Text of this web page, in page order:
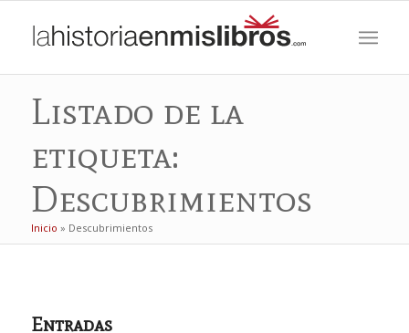
Listado de la
etiqueta:
Descubrimientos
Inicio » Descubrimientos
Entradas